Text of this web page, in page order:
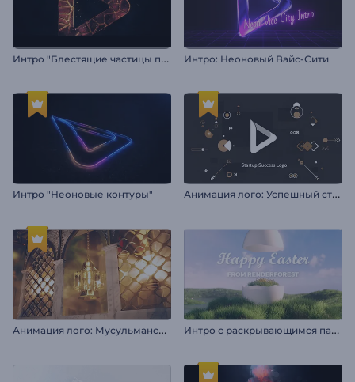
И
нтро "Блестящие частицы пламени" Интро: Неоновый Вайс-Сити
Интро "Неоновые контуры" А
нимация лого: Успешный стартап
А
нимация лого: Мусульманский праздник И
нтро с раскрывающимся пасхальным яйцом